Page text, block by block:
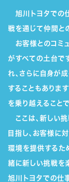
旭川トヨタでの
戦を通じて仲間と
お客様とのコミ
がすべての土台で
れ、さらに自身が
することもありま
を乗り越えること
ここは、新しい
目指し、お客様に
環境を提供するた
緒に新しい挑戦を
旭川トヨタでの仕